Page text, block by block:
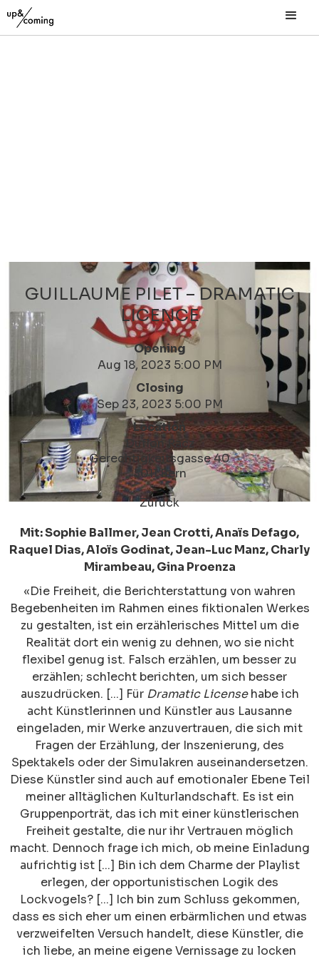
GUILLAUME PILET – DRAMATIC
LICENCE
Opening
Aug 18, 2023 5:00 PM
Closing
Sep 23, 2023 5:00 PM
Location
Duflon Racz
Gerechtigkeitsgasse 40
3011 Bern
Zurück
Mit: Sophie Ballmer, Jean Crotti, Anaïs Defago,
Raquel Dias, Aloïs Godinat, Jean-Luc Manz, Charly
Mirambeau, Gina Proenza
«Die Freiheit, die Berichterstattung von wahren
Begebenheiten im Rahmen eines fiktionalen Werkes
zu gestalten, ist ein erzählerisches Mittel um die
Realität dort ein wenig zu dehnen, wo sie nicht
flexibel genug ist. Falsch erzählen, um besser zu
erzählen; schlecht berichten, um sich besser
auszudrücken. [...] Für Dramatic Licensehabe ich
acht Künstlerinnen und Künstler aus Lausanne
eingeladen, mir Werke anzuvertrauen, die sich mit
Fragen der Erzählung, der Inszenierung, des
Spektakels oder der Simulakren auseinandersetzen.
Diese Künstler sind auch auf emotionaler Ebene Teil
meiner alltäglichen Kulturlandschaft. Es ist ein
Gruppenporträt, das ich mit einer künstlerischen
Freiheit gestalte, die nur ihr Vertrauen möglich
macht. Dennoch frage ich mich, ob meine Einladung
aufrichtig ist [...] Bin ich dem Charme der Playlist
erlegen, der opportunistischen Logik des
Lockvogels? [...] Ich bin zum Schluss gekommen,
dass es sich eher um einen erbärmlichen und etwas
verzweifelten Versuch handelt, diese Künstler, die
ich liebe, an meine eigene Vernissage zu locken